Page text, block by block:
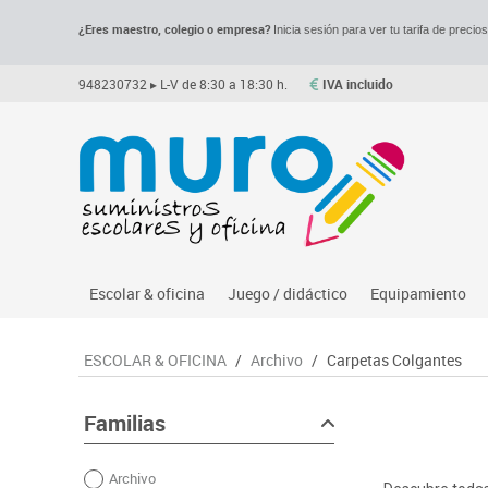
¿Eres maestro, colegio o empresa?Inicia sesión para ver tu tarifa de precios.
948230732 ▸ L-V de 8:30 a 18:30 h. IVA incluido
Escolar & oficina
Archivo
Dibujo técnico y artístico
Escritura y corrección
Higiene
Juego / didáctico
Asociación y atención
Construcciones
Espacios exteriores
Espacios multisensoriales
Equipamiento
Despachos y
Percheros,
ESCOLAR & OFICINA / Archivo / Carpetas Colgantes
Familias
Archivo